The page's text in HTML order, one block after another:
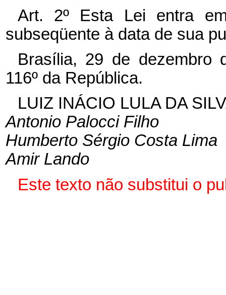
Art. 2º Esta Lei entra
subseqüente à data de sua
Brasília, 29 de dezembro
116º da República.
LUIZ INÁCIO LULA DA
Antonio Palocci Filho
Humberto Sérgio Costa Lima
Amir Lando
Este texto não substitui o